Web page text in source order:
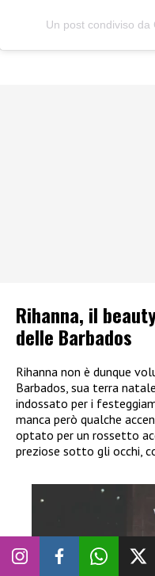
Un post condiviso
Rihanna, il
delle Barbados
Rihanna non è dunque
Barbados, sua terra
indossato per i
manca però qualche
optato per un rossetto
preziose sotto gli occhi,